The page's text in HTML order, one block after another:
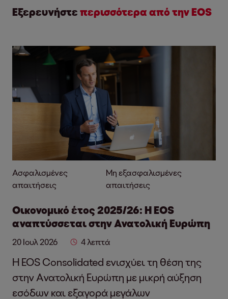
Εξερευνήστε περισσότερα από την EOS
Ασφαλισμένες
απαιτήσεις
Μη εξασφαλισμένες
απαιτήσεις
Οικονομικό έτος 2025/26: Η EOS
αναπτύσσεται στην Ανατολική Ευρώπη
20 Ιουλ 2026 4 λεπτά
Η EOS Consolidated ενισχύει τη θέση της
στην Ανατολική Ευρώπη με μικρή αύξηση
εσόδων και εξαγορά μεγάλων